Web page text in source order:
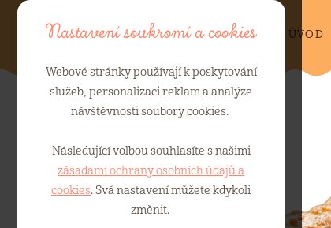
ÚVOD
Nastavení soukromí a cookies
Webové stránky používají k poskytování
služeb, personalizaci reklam a analýze
návštěvnosti soubory cookies.
Následující volbou souhlasíte s našimi
zásadami ochrany osobních údajů a
cookies. Svá nastavení můžete kdykoli
změnit.